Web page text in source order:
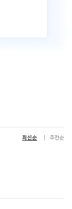
최신순 추천순